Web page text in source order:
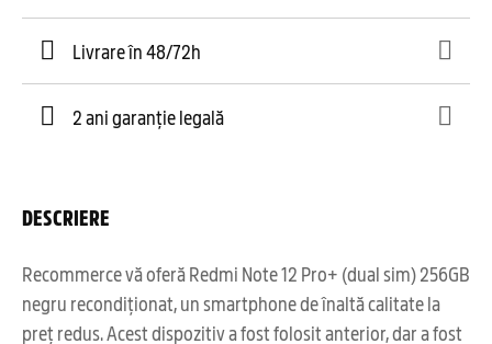
Livrare în 48/72h
2 ani garanție legală
DESCRIERE
Recommerce vă oferă Redmi Note 12 Pro+ (dual sim) 256GB
negru recondiționat, un smartphone de înaltă calitate la
preț redus. Acest dispozitiv a fost folosit anterior, dar a fost